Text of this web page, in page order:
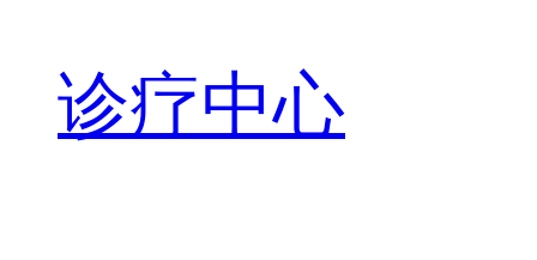
诊疗中心